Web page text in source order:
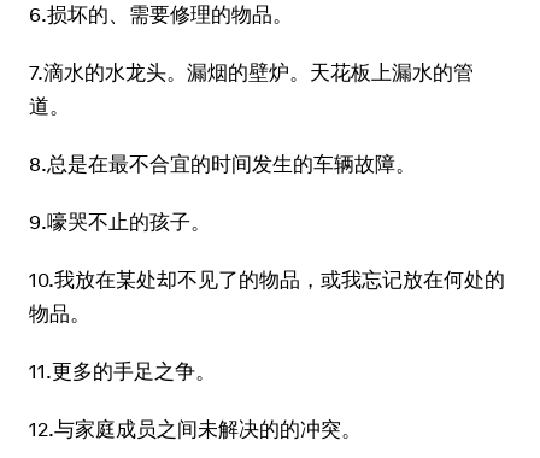
6.损坏的、需要修理的物品。
7.滴水的水龙头。漏烟的壁炉。天花板上漏水的管
道。
8.总是在最不合宜的时间发生的车辆故障。
9.嚎哭不止的孩子。
10.我放在某处却不见了的物品，或我忘记放在何处的
物品。
11.更多的手足之争。
12.与家庭成员之间未解决的的冲突。